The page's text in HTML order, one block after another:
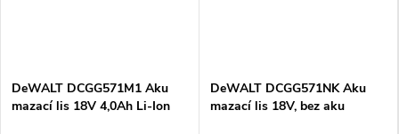
DeWALT DCGG571M1 Aku
mazací lis 18V 4,0Ah Li-Ion
DeWALT DCGG571NK Aku
mazací lis 18V, bez aku